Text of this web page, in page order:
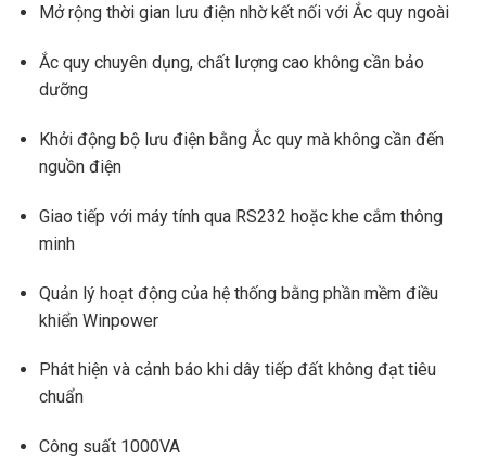
Mở rộng thời gian lưu điện nhờ kết nối với Ắc quy ngoài
Ắc quy chuyên dụng, chất lượng cao không cần bảo
dưỡng
Khởi động bộ lưu điện bằng Ắc quy mà không cần đến
nguồn điện
Giao tiếp với máy tính qua RS232 hoặc khe cắm thông
minh
Quản lý hoạt động của hệ thống bằng phần mềm điều
khiển Winpower
Phát hiện và cảnh báo khi dây tiếp đất không đạt tiêu
chuẩn
Công suất 1000VA